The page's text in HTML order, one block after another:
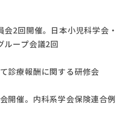
2回開催。日本小児科学
ループ会議2回
診療報酬に関する研修会
開催。内科系学会保険連